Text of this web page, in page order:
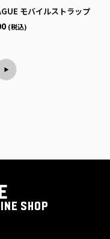
モバイルストラップ
(税込)
SHOP